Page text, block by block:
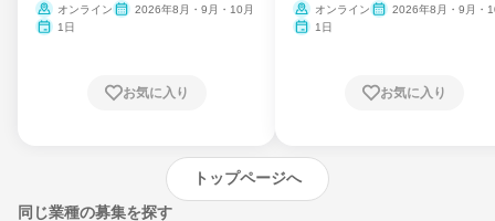
ム
オンライン
2026年8月・9月・10月
1日
お気に入り
オンライン
2026年8月・9月・
1日
お気に入り
トップページへ
同じ業種の募集を探す